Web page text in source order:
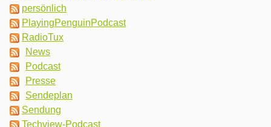
persönlich
PlayingPenguinPodcast
RadioTux
News
Podcast
Presse
Sendeplan
Sendung
Techview-Podcast